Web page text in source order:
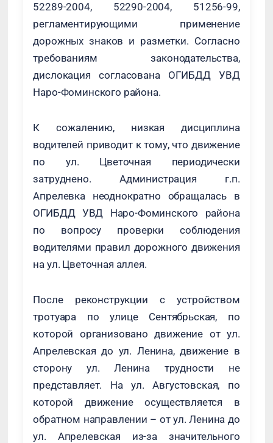
52289-2004, 52290-2004, 51256-99,
регламентирующими применение
дорожных знаков и разметки. Согласно
требованиям законодательства,
дислокация согласована ОГИБДД УВД
Наро-Фоминского района.
К сожалению, низкая дисциплина
водителей приводит к тому, что движение
по ул. Цветочная периодически
затруднено. Администрация г.п.
Апрелевка неоднократно обращалась в
ОГИБДД УВД Наро-Фоминского района
по вопросу проверки соблюдения
водителями правил дорожного движения
на ул. Цветочная аллея.
После реконструкции с устройством
тротуара по улице Сентябрьская, по
которой организовано движение от ул.
Апрелевская до ул. Ленина, движение в
сторону ул. Ленина трудности не
представляет. На ул. Августовская, по
которой движение осуществляется в
обратном направлении – от ул. Ленина до
ул. Апрелевская из-за значительного